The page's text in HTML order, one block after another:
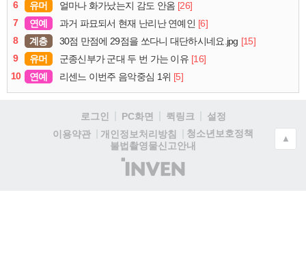
6
유머 얼마나 화가났는지 감도 안옴 [26]
7
연예 과거 파묘되서 현재 난리난 연예인 [6]
8
계층 30점 만점에 29점을 쏘다니 대단하시네요.jpg [15]
9
유머 군종신부가 군대 두 번 가는 이유 [16]
10
연예 리센느 이번주 음악중심 1위 [5]
로그인 PC화면 퀵링크
설정
이용약관
개인정보처리방침
청소년보호정책
불법촬영물신고안내
(주)
인
▲